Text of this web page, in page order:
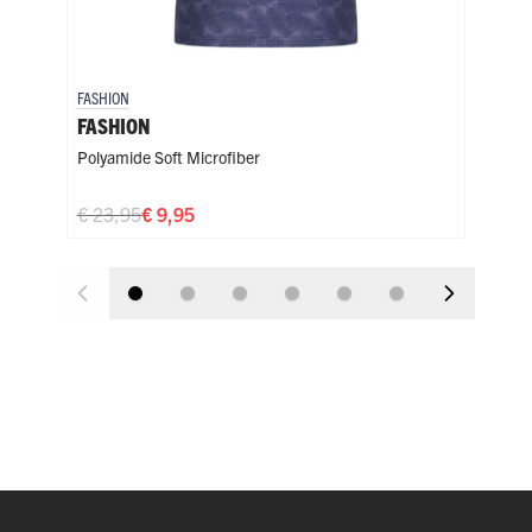
FASHION
FASHION
Polyamide Soft Microfiber
€ 9,95
€ 23,95